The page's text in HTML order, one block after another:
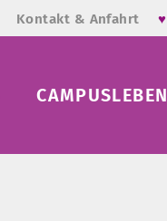
Kontakt & Anfahrt ♥
CAMPUSLEBEN